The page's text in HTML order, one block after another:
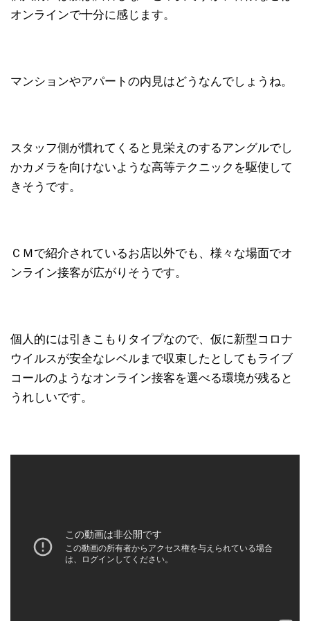
オンラインで十分に感じます。
マンションやアパートの内見はどうなんでしょうね。
スタッフ側が慣れてくると見栄えのするアングルでし
かカメラを向けないような高等テクニックを駆使して
きそうです。
ＣＭで紹介されているお店以外でも、様々な場面でオ
ンライン接客が広がりそうです。
個人的には引きこもりタイプなので、仮に新型コロナ
ウイルスが安全なレベルまで収束したとしてもライブ
コールのようなオンライン接客を選べる環境が残ると
うれしいです。